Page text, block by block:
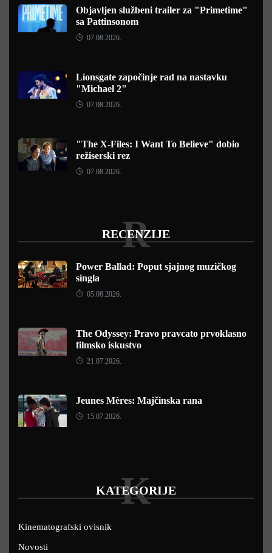
Objavljen službeni trailer za "Primetime"
sa Pattinsonom
07.08.2026.
Lionsgate započinje rad na nastavku
"Michael 2"
07.08.2026.
"The X-Files: I Want To Believe" dobio
režiserski rez
07.08.2026.
RECENZIJE
R
Power Ballad: Poput sjajnog muzičkog
singla
05.08.2026.
The Odyssey: Pravo pravcato prvoklasno
filmsko iskustvo
21.07.2026.
Jeunes Mères: Majčinska rana
15.07.2026.
KATEGORIJE
K
Kinematografski ovisnik
Novosti